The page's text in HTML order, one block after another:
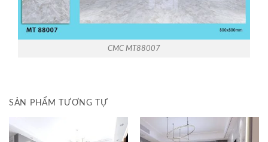
CMC MT88007
SẢN PHẨM TƯƠNG TỰ